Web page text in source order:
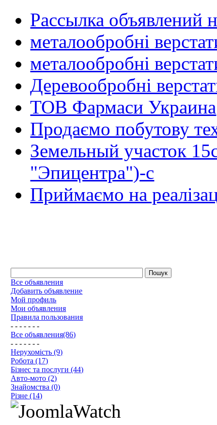
Рассылка объявлений
металообробні
металообробні
Деревообробні
ТОВ Фармаси Украина
Продаємо побутову
Земельный участок
"Эпицентра")-с
Приймаємо на
Все объявления
Добавить объявление
Мой профиль
Мои объявления
Правила пользования
- - - - - - -
Все объявления(86)
- - - - - - -
Нерухомість (9)
Робота (17)
Бізнес та послуги (44)
Авто-мото (2)
Знайомства (0)
Різне (14)